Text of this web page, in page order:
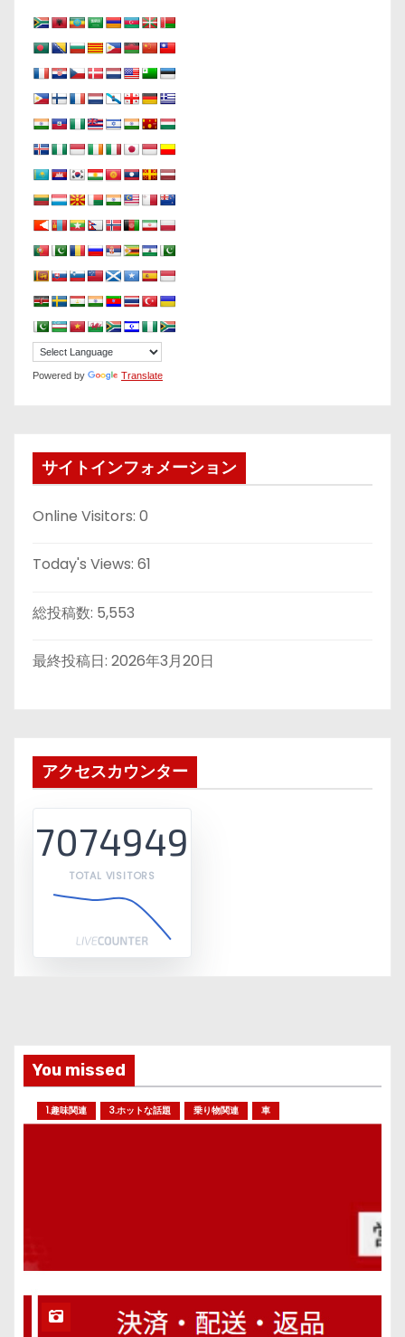
Powered by Translate
サイトインフォメーション
Online Visitors: 0
Today's Views: 61
総投稿数: 5,553
最終投稿日: 2026年3月20日
アクセスカウンター
7074949
TOTAL VISITORS
You missed
1.趣味関連 3.ホットな話題 乗り物関連 車